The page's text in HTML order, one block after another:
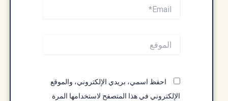
احفظ اسمي، بريدي الإلكتروني، والموقع
الإلكتروني في هذا المتصفح لاستخدامها المرة